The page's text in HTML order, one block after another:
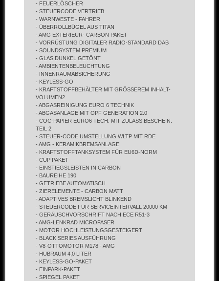
- FEUERLÖSCHER
- STEUERCODE VERTRIEB
- WARNWESTE - FAHRER
- ÜBERROLLBÜGEL AUS TITAN
- AMG EXTERIEUR- CARBON PAKET
- VORRÜSTUNG DIGITALER RADIO-STANDARD DAB
- SOUNDSYSTEM PREMIUM
- GLAS DUNKEL GETÖNT
- AMBIENTENBELEUCHTUNG
- INNENRAUMABSICHERUNG
- KEYLESS-GO
- KRAFTSTOFFBEHÄLTER MIT GRÖSSEREM INHALT-
VOLUMEN2
- ABGASREINIGUNG EURO 6 TECHNIK
- ABGASANLAGE MIT OPF GENERATION 2.0
- COC-PAPIER EURO6 TECH. MIT ZULASS.BESCHEIN.
TEIL 2
- STEUER-CODE UMSTELLUNG WLTP MIT RDE
- AMG - KERAMIKBREMSANLAGE
- KRAFTSTOFFTANKSYSTEM FÜR EU6D-NORM
- CUP PAKET
- EINSTIEGSLEISTEN IN CARBON
- BAUREIHE 190
- GETRIEBE AUTOMATISCH
- ZIERELEMENTE - CARBON MATT
- ADAPTIVES BREMSLICHT BLINKEND
- STEUERCODE FÜR SERVICEINTERVALL 20000 KM
- GERÄUSCHVORSCHRIFT NACH ECE R51-3
- AMG-LENKRAD MICROFASER
- MOTOR HOCHLEISTUNGSGESTEIGERT
- BLACK SERIES AUSFÜHRUNG
- V8-OTTOMOTOR M178 - AMG
- HUBRAUM 4,0 LITER
- KEYLESS-GO-PAKET
- EINPARK-PAKET
- SPIEGEL PAKET